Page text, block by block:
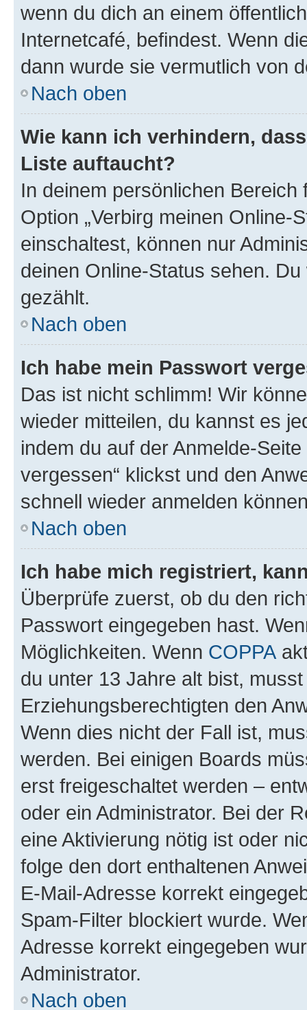
wenn du dich an einem
Internetcafé, befindest. Wenn
dann wurde sie vermutlich von
Nach oben
Wie kann ich verhindern,
Liste auftaucht?
In deinem persönlichen
Option „Verbirg meinen Online-
einschaltest, können nur
deinen Online-Status sehen.
gezählt.
Nach oben
Ich habe mein Passwort
Das ist nicht schlimm! Wir
wieder mitteilen, du kannst es
indem du auf der Anmelde-
vergessen“ klickst und den
schnell wieder anmelden
Nach oben
Ich habe mich registriert,
Überprüfe zuerst, ob du den
Passwort eingegeben hast.
Möglichkeiten. Wenn COPPA
du unter 13 Jahre alt bist,
Erziehungsberechtigten den
Wenn dies nicht der Fall ist,
werden. Bei einigen Boards
erst freigeschaltet werden –
oder ein Administrator. Bei der
eine Aktivierung nötig ist oder
folge den dort enthaltenen
E-Mail-Adresse korrekt
Spam-Filter blockiert wurde.
Adresse korrekt eingegeben
Administrator.
Nach oben